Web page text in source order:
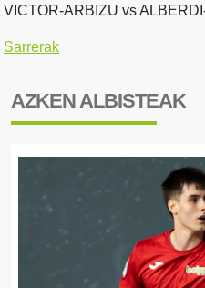
VICTOR-ARBIZU vs
Sarrerak
AZKEN ALBISTEAK